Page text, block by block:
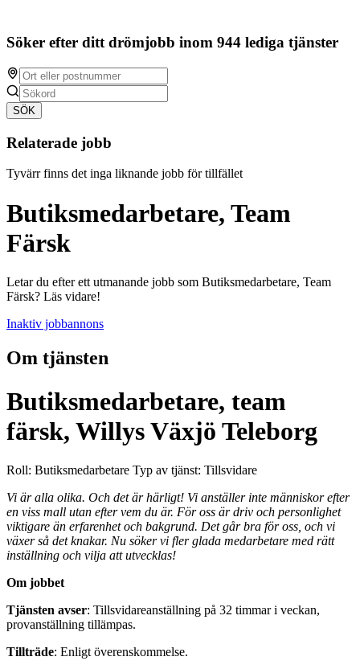
Söker efter ditt drömjobb inom 944 lediga tjänster
SÖK
Relaterade jobb
Tyvärr finns det inga liknande jobb för tillfället
Butiksmedarbetare, Team
Färsk
Letar du efter ett utmanande jobb som Butiksmedarbetare, Team
Färsk? Läs vidare!
Inaktiv jobbannons
Om tjänsten
Butiksmedarbetare, team
färsk, Willys Växjö Teleborg
Roll: Butiksmedarbetare Typ av tjänst: Tillsvidare
Vi är alla olika. Och det är härligt! Vi anställer inte människor efter
en viss mall utan efter vem du är. För oss är driv och personlighet
viktigare än erfarenhet och bakgrund. Det går bra för oss, och vi
växer så det knakar. Nu söker vi fler glada medarbetare med rätt
inställning och vilja att utvecklas!
Om jobbet
Tjänsten avser: Tillsvidareanställning på 32 timmar i veckan,
provanställning tillämpas.
Tillträde: Enligt överenskommelse.